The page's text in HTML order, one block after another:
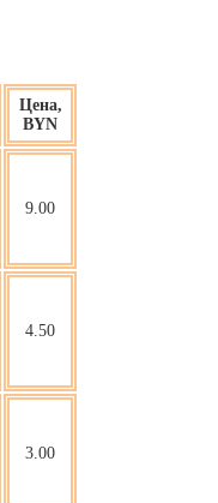
Цена,
BYN
9.00
4.50
3.00